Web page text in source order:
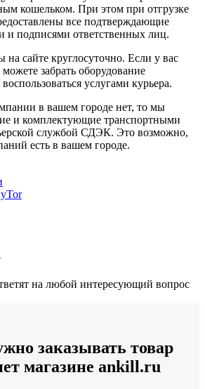
кошельком. При этом при отгрузке
все подтверждающие
и подписями ответственных лиц.
сайте круглосуточно. Если у вас
забрать оборудование
услугами курьера.
в вашем городе нет, то мы
и комплектующие транспортными
службой СДЭК. Это возможно,
есть в вашем городе.
на любой интересующий вопрос
заказывать товар
магазине ankill.ru